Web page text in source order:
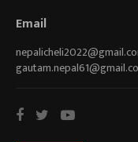
Email